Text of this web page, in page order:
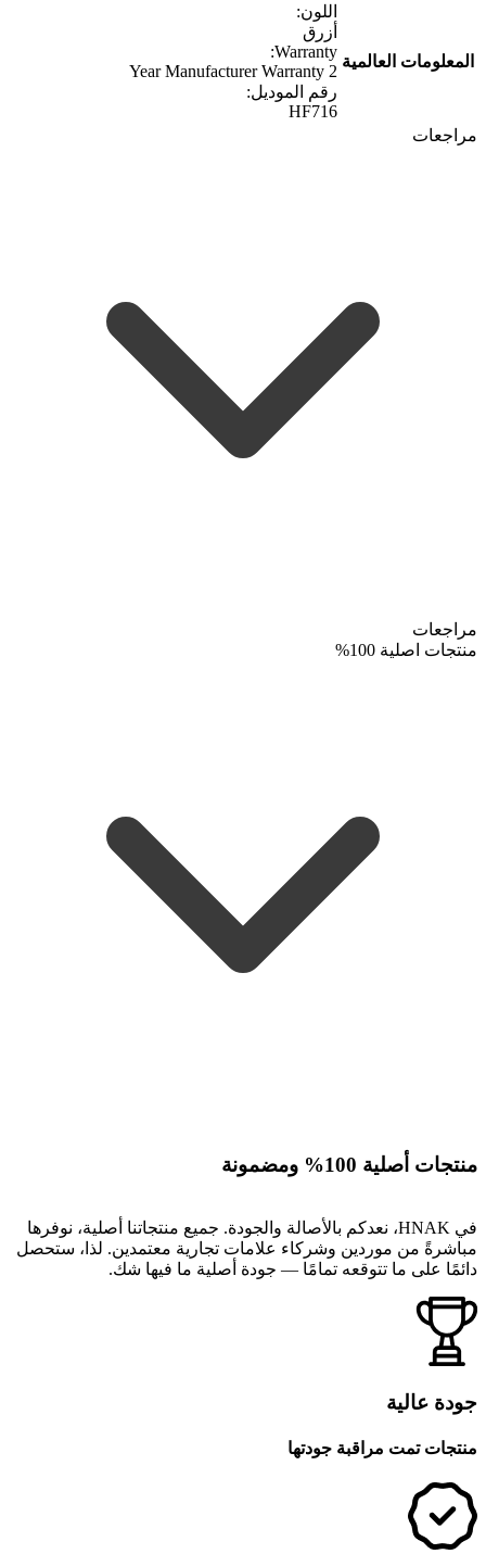
المعلومات العالمية
اللون:
أزرق
Warranty:
2 Year Manufacturer Warranty
رقم الموديل:
HF716
مراجعات
مراجعات
منتجات اصلية 100%
منتجات أصلية 100% ومضمونة
في HNAK، نعدكم بالأصالة والجودة. جميع منتجاتنا أصلية، نوفرها
مباشرةً من موردين وشركاء علامات تجارية معتمدين. لذا، ستحصل
دائمًا على ما تتوقعه تمامًا — جودة أصلية ما فيها شك.
جودة عالية
منتجات تمت مراقبة جودتها